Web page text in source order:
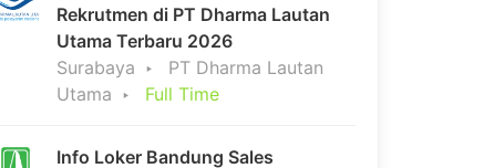
Rekrutmen di PT Dharma Lautan
Utama Terbaru 2026
Surabaya
PT Dharma Lautan
Utama
Full Time
Info Loker Bandung Sales